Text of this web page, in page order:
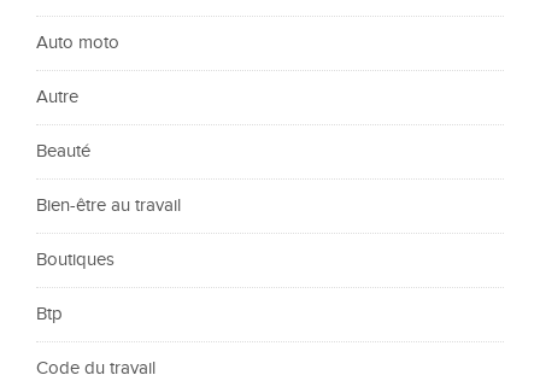
Auto moto
Autre
Beauté
Bien-être au travail
Boutiques
Btp
Code du travail